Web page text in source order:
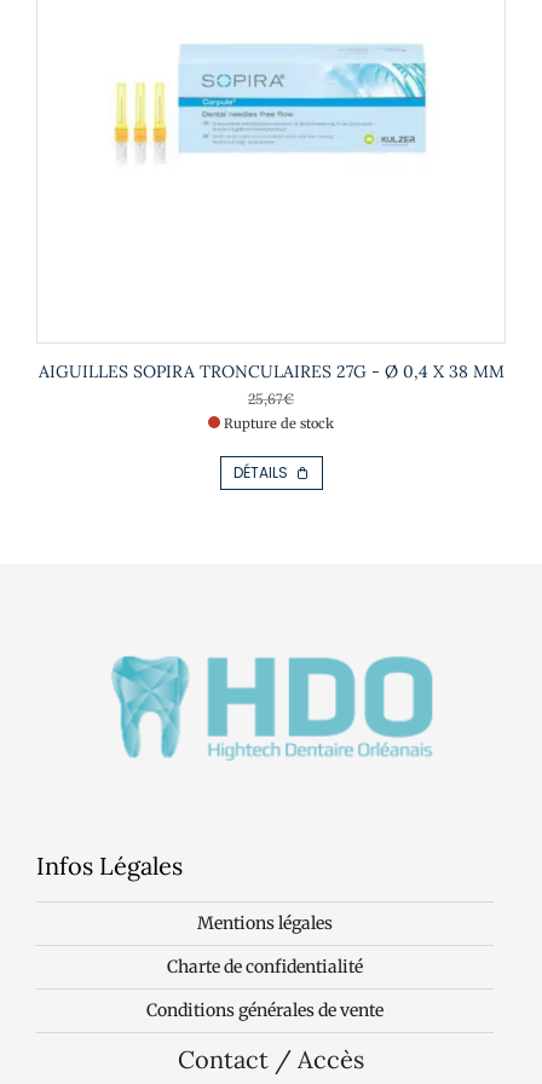
Rupture de stock
AIGUILLES SOPIRA TRONCULAIRES 27G - Ø 0,4 X 38 MM
25,67€
DÉTAILS
Infos Légales
Mentions légales
Charte de confidentialité
Conditions générales de vente
Contact / Accès